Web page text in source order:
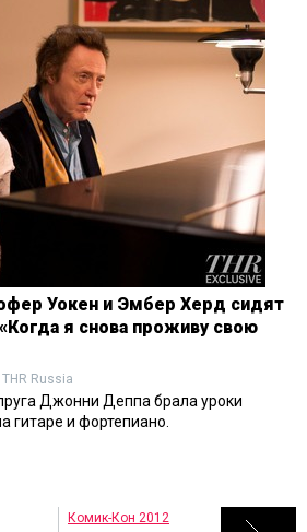
Уокен и Эмбер Херд сидят
я снова проживу свою
Russia
Джонни Деппа брала уроки
гитаре и фортепиано.
Комик-Кон 2012